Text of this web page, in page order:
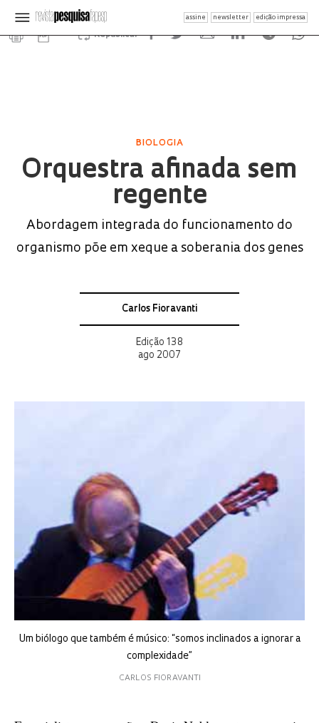
assine newsletter edição impressa
Republicar
BIOLOGIA
Orquestra afinada sem
regente
Abordagem integrada do funcionamento do
organismo põe em xeque a soberania dos genes
Carlos Fioravanti
Edição 138
ago 2007
Um biólogo que também é músico: “somos inclinados a ignorar a
complexidade”
CARLOS FIORAVANTI